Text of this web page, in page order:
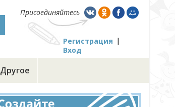
Присоединяйтесь
Регистрация
Вход
Другое